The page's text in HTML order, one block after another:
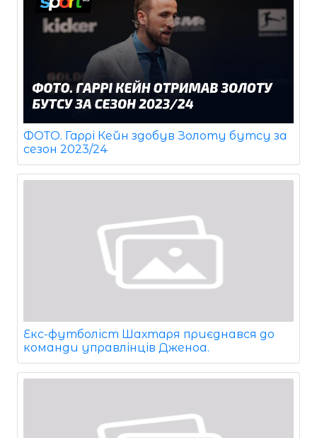
ФОТО. Гаррі Кейн здобув Золоту бутсу за
сезон 2023/24
Екс-футболіст Шахтаря приєднався до
команди управлінців Дженоа.